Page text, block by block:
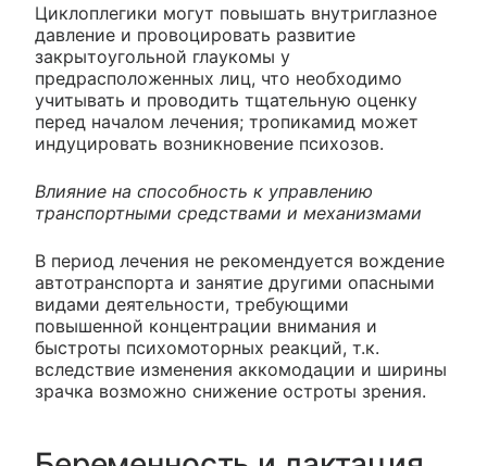
Циклоплегики могут повышать внутриглазное
давление и провоцировать развитие
закрытоугольной глаукомы у
предрасположенных лиц, что необходимо
учитывать и проводить тщательную оценку
перед началом лечения; тропикамид может
индуцировать возникновение психозов.
Влияние на способность к управлению
транспортными средствами и механизмами
В период лечения не рекомендуется вождение
автотранспорта и занятие другими опасными
видами деятельности, требующими
повышенной концентрации внимания и
быстроты психомоторных реакций, т.к.
вследствие изменения аккомодации и ширины
зрачка возможно снижение остроты зрения.